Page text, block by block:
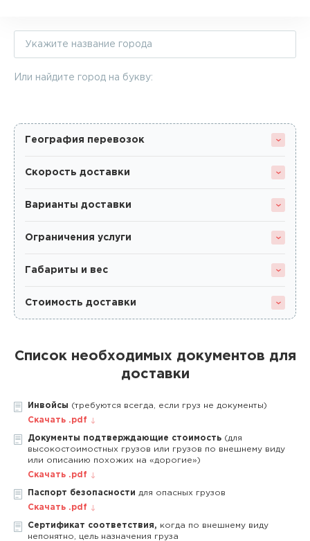
Или найдите город на букву:
География перевозок
Скорость доставки
Варианты доставки
Ограничения услуги
Габариты и вес
Стоимость доставки
Список необходимых документов для
доставки
Инвойсы (требуются всегда, если груз не документы)
Скачать .pdf
Документы подтверждающие стоимость (для
высокостоимостных грузов или грузов по внешнему виду
или описанию похожих на «дорогие»)
Скачать .pdf
Паспорт безопасности для опасных грузов
Скачать .pdf
Сертификат соответствия, когда по внешнему виду
непонятно, цель назначения груза